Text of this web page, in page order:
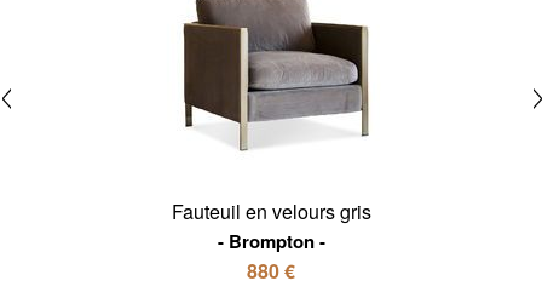
Fauteuil en velours gris
Brompton
880 €